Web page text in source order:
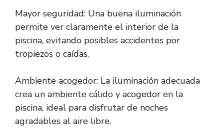
Mayor seguridad: Una buena iluminación
permite ver claramente el interior de la
piscina, evitando posibles accidentes por
tropiezos o caídas.
Ambiente acogedor: La iluminación adecuada
crea un ambiente cálido y acogedor en la
piscina, ideal para disfrutar de noches
agradables al aire libre.